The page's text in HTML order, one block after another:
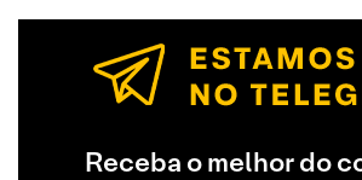
Receba o melhor do